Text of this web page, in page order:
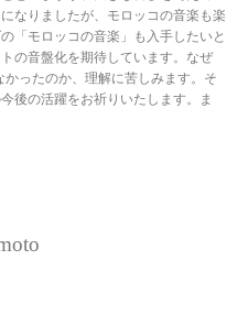
なりましたが、モロッコの音楽も楽
「モロッコの音楽」も入手したいと
の音盤化を期待しています。なぜ
ったのか、理解に苦しみます。そ
後の活躍をお祈りいたします。ま